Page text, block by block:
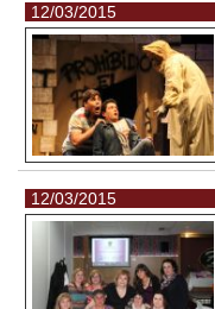
12/03/2015
12/03/2015